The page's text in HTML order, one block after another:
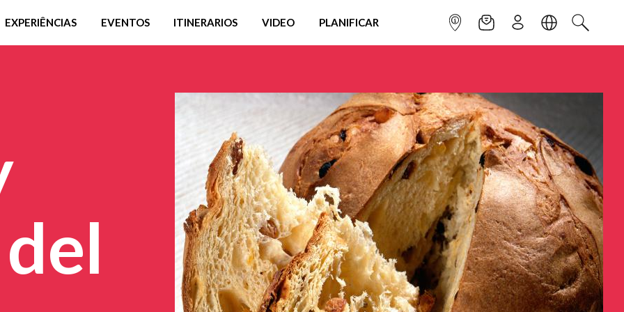
EXPERIÊNCIAS EVENTOS ITINERARIOS VIDEO PLANIFICAR INFOPOINTNEWSLETTER
SUSCRÌBETE
IDIOMABUSCAR